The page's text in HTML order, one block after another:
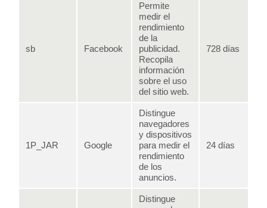
sb Facebook
Permite
medir el
rendimiento
de la
publicidad.
Recopila
información
sobre el uso
del sitio web.
728 días
1P_JAR Google
Distingue
navegadores
y dispositivos
para medir el
rendimiento
de los
anuncios.
24 días
Distingue